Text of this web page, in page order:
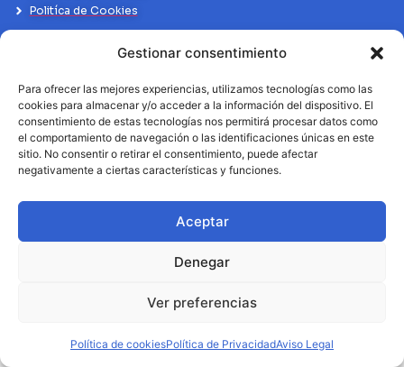
Gestionar consentimiento
Para ofrecer las mejores experiencias, utilizamos tecnologías como las
cookies para almacenar y/o acceder a la información del dispositivo. El
consentimiento de estas tecnologías nos permitirá procesar datos como
el comportamiento de navegación o las identificaciones únicas en este
sitio. No consentir o retirar el consentimiento, puede afectar
negativamente a ciertas características y funciones.
Aceptar
Denegar
Ver preferencias
Política de cookiesPolítica de PrivacidadAviso Legal
Politíca de Cookies